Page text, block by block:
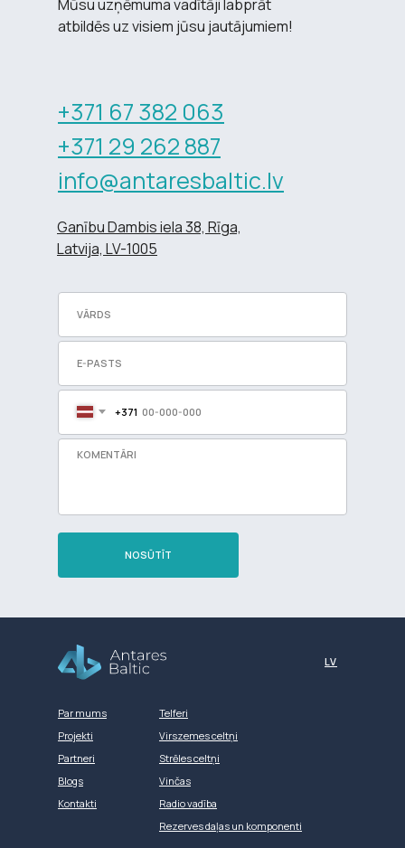
Mūsu uzņēmuma vadītāji labprāt
atbildēs uz visiem jūsu jautājumiem!
+371 67 382 063
+371 29 262 887
info@antaresbaltic.lv
Ganību Dambis iela 38, Rīga,
Latvija, LV-1005
+371
NOSŪTĪT
Par mums
Projekti
Partneri
Blogs
Kontakti
Telferi
Virszemes celtņi
Strēles celtņi
Vinčas
Radio vadība
Rezerves daļas un komponenti
LV
Разработка сайта